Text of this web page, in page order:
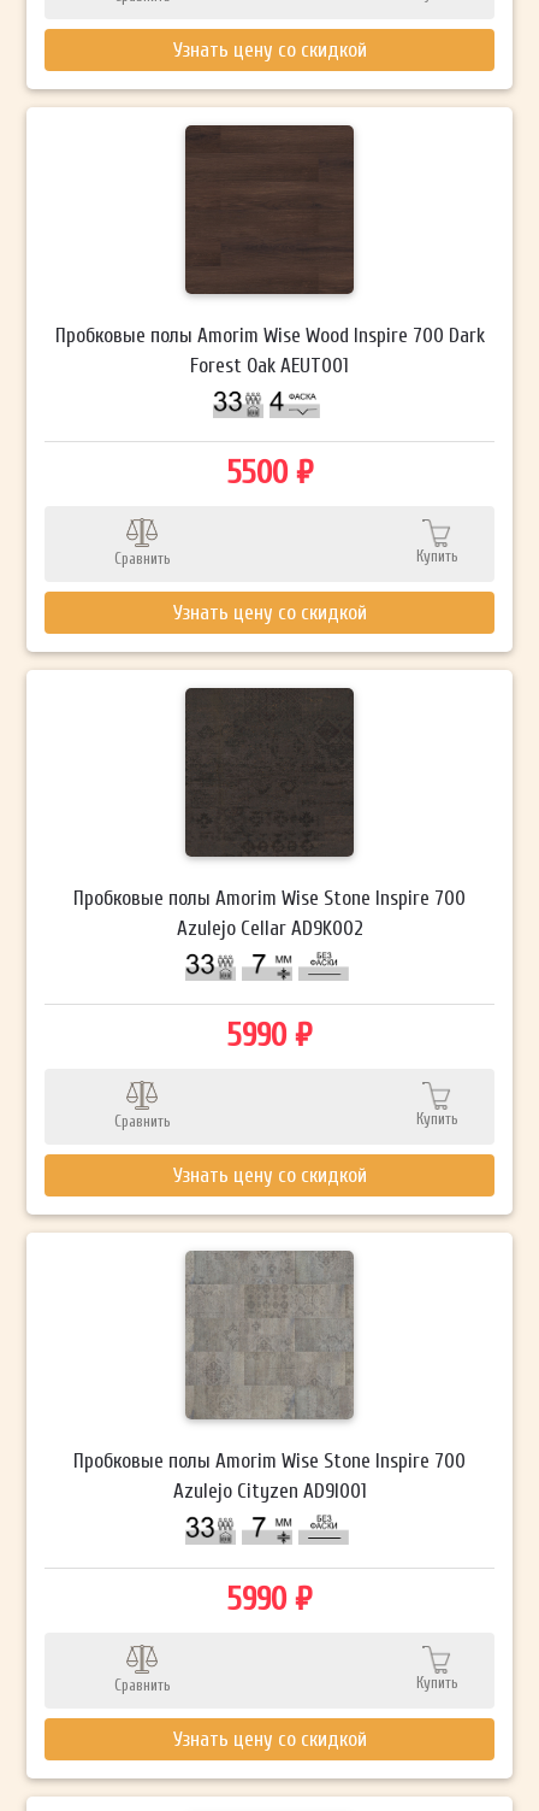
Узнать цену со скидкой
Пробковые полы Amorim Wise Wood Inspire 700 Dark
Forest Oak AEUT001
5500 ₽
Сравнить Купить
Узнать цену со скидкой
Пробковые полы Amorim Wise Stone Inspire 700
Azulejo Cellar AD9K002
5990 ₽
Сравнить Купить
Узнать цену со скидкой
Пробковые полы Amorim Wise Stone Inspire 700
Azulejo Cityzen AD9I001
5990 ₽
Сравнить Купить
Узнать цену со скидкой